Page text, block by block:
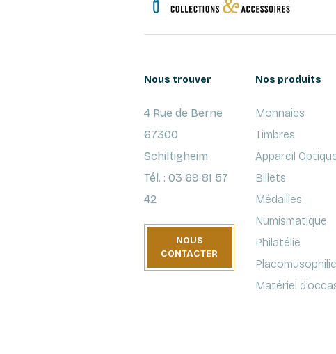
Nous trouver
4 Rue de Berne
67300
Schiltigheim
Tél. : 03 69 81 57
42
NOUS
CONTACTER
Nos produits
Monnaies
Timbres
Appareil
Billets
Médailles
Numismatique
Philatélie
Placomusophilie
Matériel